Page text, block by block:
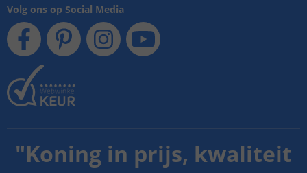
Volg ons op Social Media
"Koning in prijs, kwaliteit